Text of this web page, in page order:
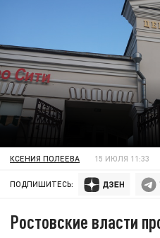
КСЕНИЯ ПОЛЕЕВА 15 ИЮЛЯ 11:33
ПОДПИШИТЕСЬ:
Ростовские власти